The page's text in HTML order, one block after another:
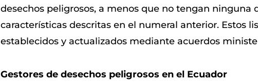
desechos peligrosos, a menos que no tengan ninguna
características descritas en el numeral anterior. Estos
establecidos y actualizados mediante acuerdos
Gestores de desechos peligrosos en el Ecuador